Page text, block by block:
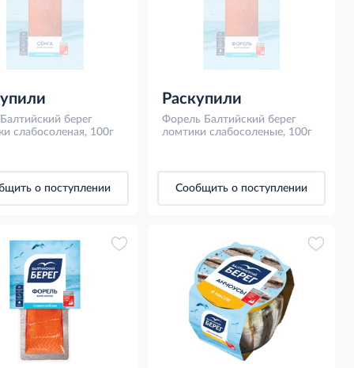
берег
слабосоленая, 100г
о поступлении
Раскупили
Форель Балтийский берег
ломтики слабосоленые, 100г
Сообщить о поступлении